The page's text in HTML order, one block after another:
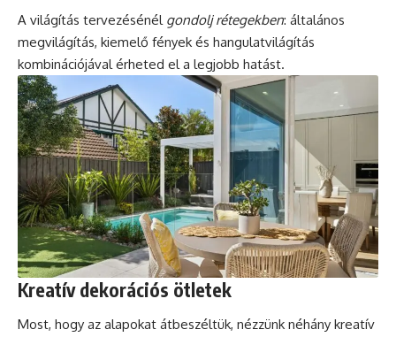
A világítás tervezésénél gondolj rétegekben: általános
megvilágítás, kiemelő fények és hangulatvilágítás
kombinációjával érheted el a legjobb hatást.
Kreatív dekorációs ötletek
Most, hogy az alapokat átbeszéltük, nézzünk néhány kreatív